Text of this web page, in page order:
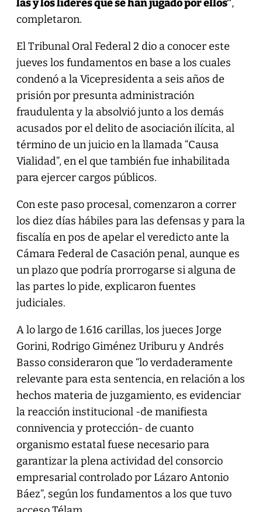
las y los líderes que se han jugado por ellos”,
completaron.
El Tribunal Oral Federal 2 dio a conocer este
jueves los fundamentos en base a los cuales
condenó a la Vicepresidenta a seis años de
prisión por presunta administración
fraudulenta y la absolvió junto a los demás
acusados por el delito de asociación ilícita, al
término de un juicio en la llamada “Causa
Vialidad”, en el que también fue inhabilitada
para ejercer cargos públicos.
Con este paso procesal, comenzaron a correr
los diez días hábiles para las defensas y para la
fiscalía en pos de apelar el veredicto ante la
Cámara Federal de Casación penal, aunque es
un plazo que podría prorrogarse si alguna de
las partes lo pide, explicaron fuentes
judiciales.
A lo largo de 1.616 carillas, los jueces Jorge
Gorini, Rodrigo Giménez Uriburu y Andrés
Basso consideraron que “lo verdaderamente
relevante para esta sentencia, en relación a los
hechos materia de juzgamiento, es evidenciar
la reacción institucional -de manifiesta
connivencia y protección- de cuanto
organismo estatal fuese necesario para
garantizar la plena actividad del consorcio
empresarial controlado por Lázaro Antonio
Báez”, según los fundamentos a los que tuvo